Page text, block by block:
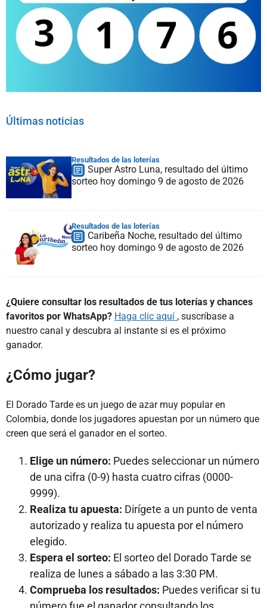
Últimas noticias
Resultados de las loterías
Super Astro Luna, resultado del último
sorteo hoy domingo 9 de agosto de 2026
Resultados de las loterías
Caribeña Noche, resultado del último
sorteo hoy domingo 9 de agosto de 2026
¿Quiere consultar los resultados de tus loterías y chances
favoritos por WhatsApp? Haga clic aquí , suscríbase a
nuestro canal y descubra al instante si es el próximo
ganador.
¿Cómo jugar?
El Dorado Tarde es un juego de azar muy popular en
Colombia, donde los jugadores apuestan por un número que
creen que será el ganador en el sorteo.
Elige un número: Puedes seleccionar un número
de una cifra (0-9) hasta cuatro cifras (0000-
9999).
Realiza tu apuesta: Dirígete a un punto de venta
autorizado y realiza tu apuesta por el número
elegido.
Espera el sorteo: El sorteo del Dorado Tarde se
realiza de lunes a sábado a las 3:30 PM.
Comprueba los resultados: Puedes verificar si tu